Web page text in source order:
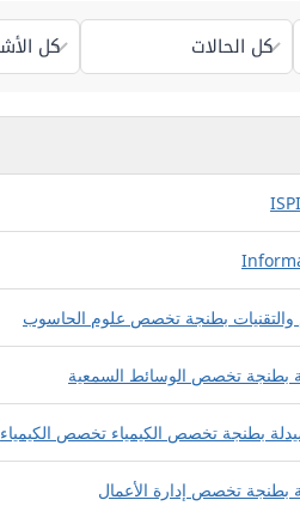
والتقنيات بطنجة تخصص علوم الحاسوب
بطنجة تخصص الوسائط السمعية
بطنجة تخصص الكيمياء تخصص الكيمياء
بطنجة تخصص إدارة الأعمال